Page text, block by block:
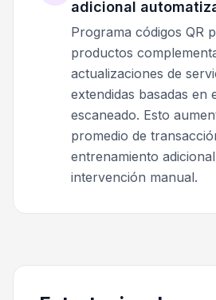
adicional
Programa códigos QR
productos
actualizaciones de
extendidas basadas en
escaneado. Esto
promedio de
entrenamiento
intervención manual.